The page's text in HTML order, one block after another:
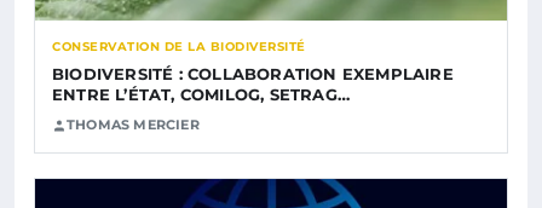
CONSERVATION DE LA BIODIVERSITÉ
BIODIVERSITÉ : COLLABORATION EXEMPLAIRE
ENTRE L’ÉTAT, COMILOG, SETRAG…
THOMAS MERCIER